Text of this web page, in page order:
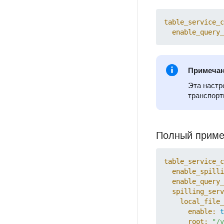
Эта
Полный
enable:
root:
"/